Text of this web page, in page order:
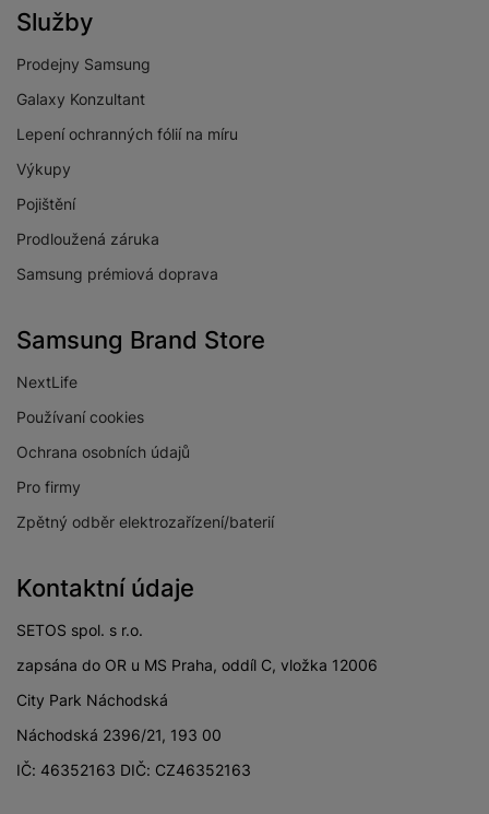
Služby
Prodejny Samsung
Galaxy Konzultant
Lepení ochranných fólií na míru
Výkupy
Pojištění
Prodloužená záruka
Samsung prémiová doprava
Samsung Brand Store
NextLife
Používaní cookies
Ochrana osobních údajů
Pro firmy
Zpětný odběr elektrozařízení/baterií
Kontaktní údaje
SETOS spol. s r.o.
zapsána do OR u MS Praha, oddíl C, vložka 12006
City Park Náchodská
Náchodská 2396/21, 193 00
IČ: 46352163 DIČ: CZ46352163